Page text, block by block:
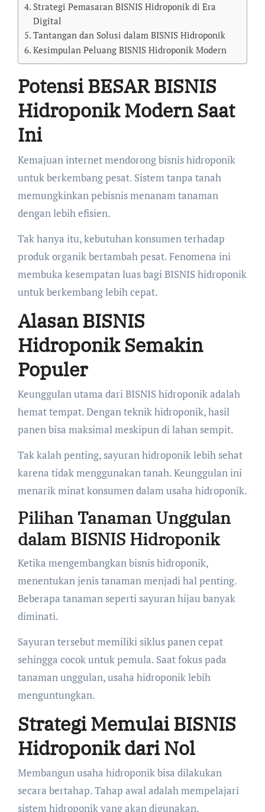
Strategi Pemasaran BISNIS Hidroponik di Era
Digital
Tantangan dan Solusi dalam BISNIS Hidroponik
Kesimpulan Peluang BISNIS Hidroponik Modern
Potensi BESAR BISNIS
Hidroponik Modern Saat
Ini
Kemajuan internet mendorong bisnis hidroponik
untuk berkembang pesat. Sistem tanpa tanah
memungkinkan pebisnis menanam tanaman
dengan lebih efisien.
Tak hanya itu, kebutuhan konsumen terhadap
produk organik bertambah pesat. Fenomena ini
membuka kesempatan luas bagi BISNIS hidroponik
untuk berkembang lebih cepat.
Alasan BISNIS
Hidroponik Semakin
Populer
Keunggulan utama dari BISNIS hidroponik adalah
hemat tempat. Dengan teknik hidroponik, hasil
panen bisa maksimal meskipun di lahan sempit.
Tak kalah penting, sayuran hidroponik lebih sehat
karena tidak menggunakan tanah. Keunggulan ini
menarik minat konsumen dalam usaha hidroponik.
Pilihan Tanaman Unggulan
dalam BISNIS Hidroponik
Ketika mengembangkan bisnis hidroponik,
menentukan jenis tanaman menjadi hal penting.
Beberapa tanaman seperti sayuran hijau banyak
diminati.
Sayuran tersebut memiliki siklus panen cepat
sehingga cocok untuk pemula. Saat fokus pada
tanaman unggulan, usaha hidroponik lebih
menguntungkan.
Strategi Memulai BISNIS
Hidroponik dari Nol
Membangun usaha hidroponik bisa dilakukan
secara bertahap. Tahap awal adalah mempelajari
sistem hidroponik yang akan digunakan.